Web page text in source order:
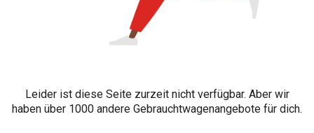
Leider ist diese Seite zurzeit nicht verfügbar. Aber wir
haben über 1000 andere Gebrauchtwagenangebote für dich.